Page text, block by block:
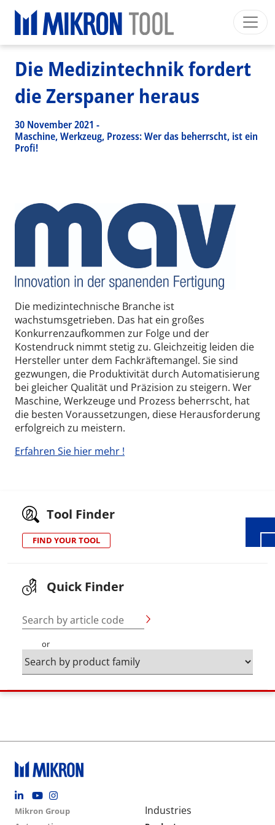
English EU Private Area Download
Main navigation
INDUSTRIES
PRODUCTS
SERVICES
Breadcrumb
HOME > NEWS EVENTS > PRESS NEWS >
DIE MEDIZINTECHNIK FORDERT DIE ZERSPANER HERAUS
Die Medizintechnik fordert
die Zerspaner heraus
30 November 2021 -
Maschine, Werkzeug, Prozess: Wer das beherrscht, ist ein
Profi!
Die medizintechnische Branche ist
wachstumsgetrieben. Das hat ein großes
Konkurrenzaufkommen zur Folge und der
Kostendruck nimmt stetig zu. Gleichzeitig leiden die
Hersteller unter dem Fachkräftemangel. Sie sind
gezwungen, die Produktivität durch Automatisierung
bei gleicher Qualität und Präzision zu steigern. Wer
Maschine, Werkzeuge und Prozess beherrscht, hat
die besten Voraussetzungen, diese Herausforderung
erfolgreich zu meistern.
Erfahren Sie hier mehr !
Tool Finder
FIND YOUR TOOL
Quick Finder
Search by article code
or
Footer social
Group menu
Mikron Group
Main navigation
Industries